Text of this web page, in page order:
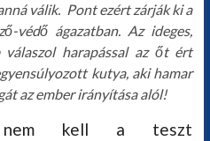
válik. Pont ezért zárják ki a
védő ágazatban. Az ideges,
harapással az őt ért
kutya, aki hamar
az ember irányítása alól!
nem kell a teszt